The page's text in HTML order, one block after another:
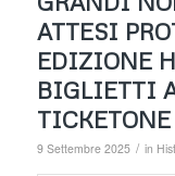
ATTESI
EDIZIONE
BIGLIETTI
TICKETONE
9 Settembre 2025 / in